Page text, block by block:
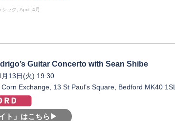
ック, April, 4月
Guitar Concerto with Sean Shibe
13日(火) 19:30
Exchange, 13 St Paul’s Square, Bedford MK40 1SL
イト」はこちら▶︎